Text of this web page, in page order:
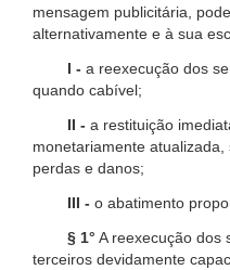
mensagem publicitária,
alternativamente e à sua
I - a reexecução dos
quando cabível;
II - a restituição
monetariamente
perdas e danos;
III - o abatimento
§ 1° A reexecução dos
terceiros devidamente